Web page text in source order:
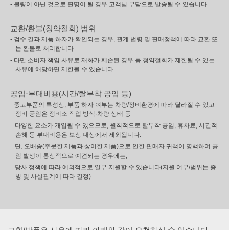
- 불량이 아닌 것으로 판명이 될 경우 고객님 부담으로 발송될 수 있습니다.
교환/환불(청약철회) 범위
- 검수 결과 제품 하자가 확인되는 경우, 관계 법령 및 판매정책에 따라 교환 또
는 환불로 처리합니다.
- 다만 소비자 책임 사유로 재화가 훼손된 경우 등 청약철회가 제한될 수 있는
사유에 해당하면 제한될 수 있습니다.
공임·부대비용(시간/탈부착 공임 등)
- 중고부품의 특성상, 부품 하자 여부는 차량/정비환경에 따라 달라질 수 있고
정비 공임은 정비소 작업 방식·차량 상태 등
다양한 요소가 개입될 수 있으므로, 원칙적으로 탈부착 공임, 휴차료, 시간적
손해 등 부대비용은 보상 대상에서 제외됩니다.
단, 오배송(주문한 제품과 상이한 제품)으로 인한 판매자 귀책이 명백하여 공
임 발생이 통상적으로 예견되는 경우에는,
당사 정책에 따라 예외적으로 일부 지원할 수 있습니다(지원 여부/범위는 증
빙 및 사실관계에 따라 결정).